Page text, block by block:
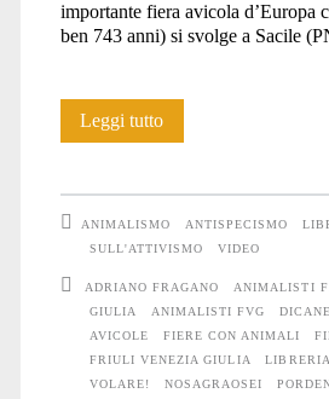
importante fiera avicola d’Europa
ben 743 anni) si svolge a Sacile
Leggi tuttoVOLARE!
ANIMALISMO ANTISPECISMO
SULL'ATTIVISMO
VIDEO
ADRIANO FRAGANO
ANIMALISTI
GIULIA
ANIMALISTI FVG
AVICOLE
FIERE CON ANIMALI
FRIULI VENEZIA GIULIA
VOLARE!
NOSAGRAOSEI